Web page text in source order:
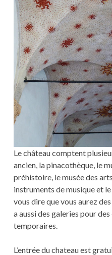
Le château comptent
ancien, la pinacothèque, le
préhistoire, le musée des
instruments de musique et
vous dire que vous aurez
a aussi des galeries pour
temporaires.
L’entrée du chateau est